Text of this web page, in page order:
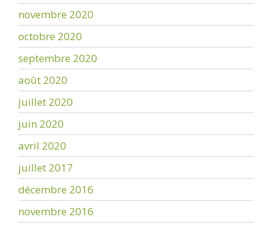
novembre 2020
octobre 2020
septembre 2020
août 2020
juillet 2020
juin 2020
avril 2020
juillet 2017
décembre 2016
novembre 2016